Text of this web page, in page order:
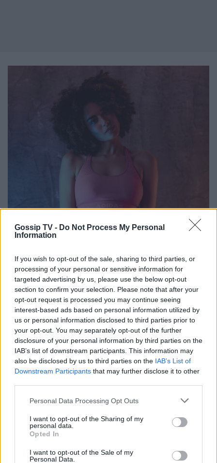
Gossip TV - Do Not Process My Personal
Information
If you wish to opt-out of the sale, sharing to third parties, or
processing of your personal or sensitive information for
targeted advertising by us, please use the below opt-out
section to confirm your selection. Please note that after your
opt-out request is processed you may continue seeing
interest-based ads based on personal information utilized by
us or personal information disclosed to third parties prior to
your opt-out. You may separately opt-out of the further
disclosure of your personal information by third parties on the
IAB’s list of downstream participants. This information may
also be disclosed by us to third parties on the IAB’s List of
Downstream Participants that may further disclose it to other
Personal Data Processing Opt Outs
I want to opt-out of the Sharing of my
personal data.
Opted In
I want to opt-out of the Sale of my
Personal Data.
Photo 2/5
Διανύει την καλύτερη περίοδο της ζωής της.